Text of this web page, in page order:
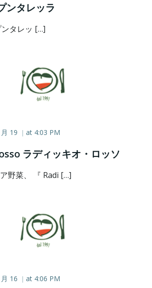
ンタレッラ
ンタレッ […]
19 | at 4:03 PM
ラディッキオ・ロッソ
野菜、 『 Radi […]
16 | at 4:06 PM